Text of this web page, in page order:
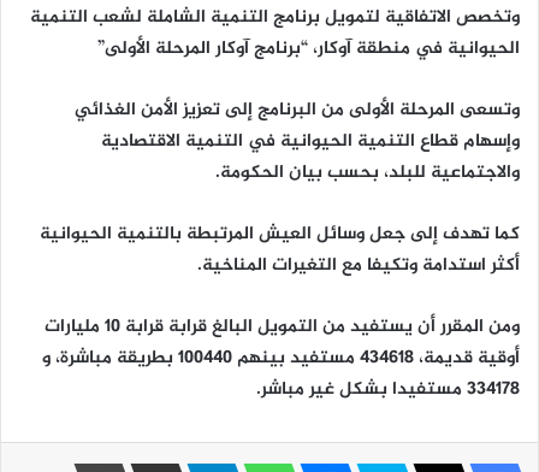
وتخصص الاتفاقية لتمويل برنامج التنمية الشاملة لشعب التنمية
الحيوانية في منطقة آوكار، “برنامج آوكار المرحلة الأولى”
وتسعى المرحلة الأولى من البرنامج إلى تعزيز الأمن الغذائي
وإسهام قطاع التنمية الحيوانية في التنمية الاقتصادية
والاجتماعية للبلد، بحسب بيان الحكومة.
كما تهدف إلى جعل وسائل العيش المرتبطة بالتنمية الحيوانية
أكثر استدامة وتكيفا مع التغيرات المناخية.
ومن المقرر أن يستفيد من التمويل البالغ قرابة قرابة 10 مليارات
أوقية قديمة، 434618 مستفيد بينهم 100440 بطريقة مباشرة، و
334178 مستفيدا بشكل غير مباشر.